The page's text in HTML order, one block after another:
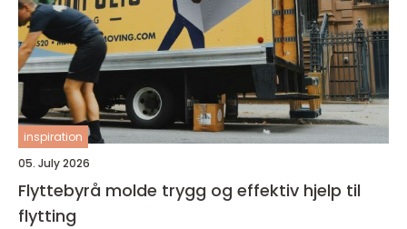
inspiration
05. July 2026
Flyttebyrå molde trygg og effektiv hjelp til
flytting